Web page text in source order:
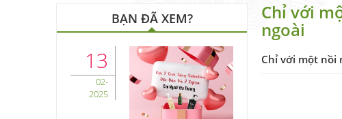
Chỉ với
ngoài
Chỉ với một nồi
BẠN ĐÃ XEM?
13
02-
2025